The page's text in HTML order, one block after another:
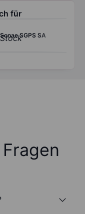
für
Sonae SGPS SA